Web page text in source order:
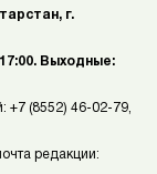
г.
Выходные:
+7 (8552) 46-02-79,
редакции: